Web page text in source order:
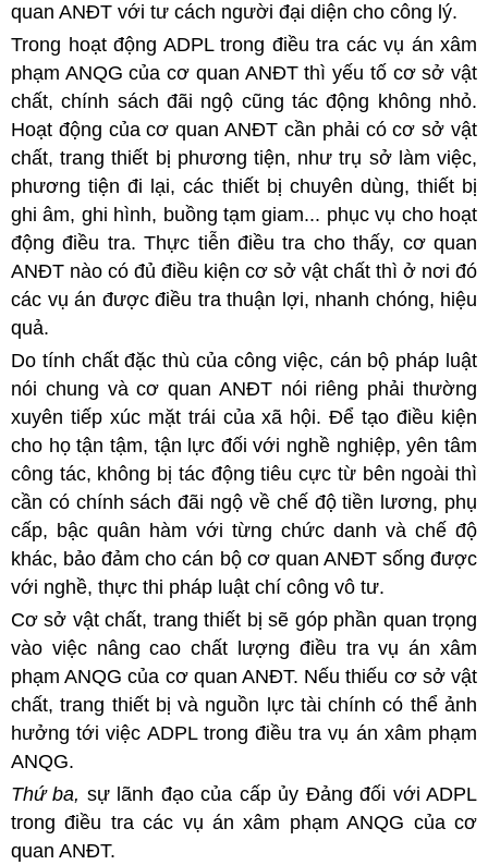
quan ANĐT với tư cách người đại diện cho công lý.
Trong hoạt động ADPL trong điều tra các vụ án xâm
phạm ANQG của cơ quan ANĐT thì yếu tố cơ sở vật
chất, chính sách đãi ngộ cũng tác động không nhỏ.
Hoạt động của cơ quan ANĐT cần phải có cơ sở vật
chất, trang thiết bị phương tiện, như trụ sở làm việc,
phương tiện đi lại, các thiết bị chuyên dùng, thiết bị
ghi âm, ghi hình, buồng tạm giam... phục vụ cho hoạt
động điều tra. Thực tiễn điều tra cho thấy, cơ quan
ANĐT nào có đủ điều kiện cơ sở vật chất thì ở nơi đó
các vụ án được điều tra thuận lợi, nhanh chóng, hiệu
quả.
Do tính chất đặc thù của công việc, cán bộ pháp luật
nói chung và cơ quan ANĐT nói riêng phải thường
xuyên tiếp xúc mặt trái của xã hội. Để tạo điều kiện
cho họ tận tậm, tận lực đối với nghề nghiệp, yên tâm
công tác, không bị tác động tiêu cực từ bên ngoài thì
cần có chính sách đãi ngộ về chế độ tiền lương, phụ
cấp, bậc quân hàm với từng chức danh và chế độ
khác, bảo đảm cho cán bộ cơ quan ANĐT sống được
với nghề, thực thi pháp luật chí công vô tư.
Cơ sở vật chất, trang thiết bị sẽ góp phần quan trọng
vào việc nâng cao chất lượng điều tra vụ án xâm
phạm ANQG của cơ quan ANĐT. Nếu thiếu cơ sở vật
chất, trang thiết bị và nguồn lực tài chính có thể ảnh
hưởng tới việc ADPL trong điều tra vụ án xâm phạm
ANQG.
Thứ ba, sự lãnh đạo của cấp ủy Đảng đối với ADPL
trong điều tra các vụ án xâm phạm ANQG của cơ
quan ANĐT.